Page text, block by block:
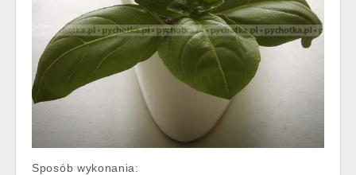
Sposób wykonania: